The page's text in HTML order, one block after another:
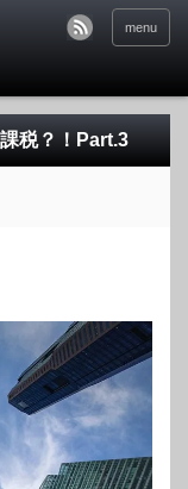
menu
税？！Part.3